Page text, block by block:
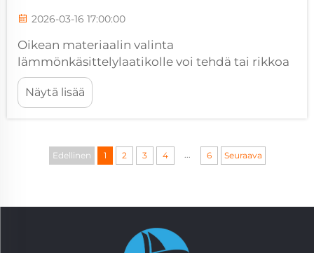
2026-03-16 17:00:00
Oikean materiaalin valinta
lämmönkäsittelylaatikolle voi tehdä tai rikkoa
teolliset kuumenkäsittelyprosessit. Koska
lämpötilat ylittävät usein 1000 °C:n ja
kemialliset ympäristöt ovat vaativia,
laatuun...
Näytä lisää
Edellinen 1 2 3 4 ... 6 Seuraava